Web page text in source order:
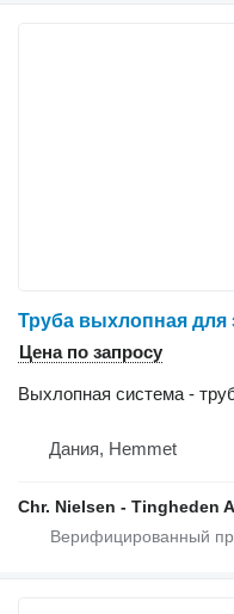
Цена по запросу
Выхлопная система -
Дания, Hemmet
Chr. Nielsen - Tingheden